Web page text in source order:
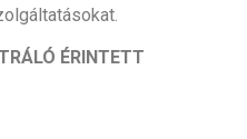
ÉRINTETT